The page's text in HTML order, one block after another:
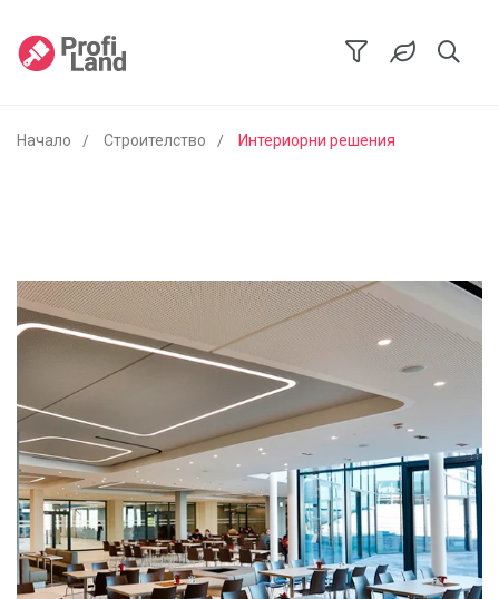
Начало Строителство Интериорни решения